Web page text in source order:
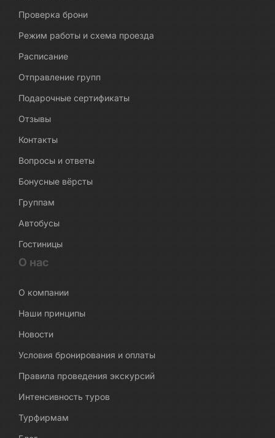
Проверка брони
Режим работы и схема проезда
Расписание
Отправление групп
Подарочные сертификаты
Отзывы
Контакты
Вопросы и ответы
Бонусные вёрсты
Группам
Автобусы
Гостиницы
О нас
О компании
Наши принципы
Новости
Условия бронирования и оплаты
Правила проведения экскурсий
Интенсивность туров
Турфирмам